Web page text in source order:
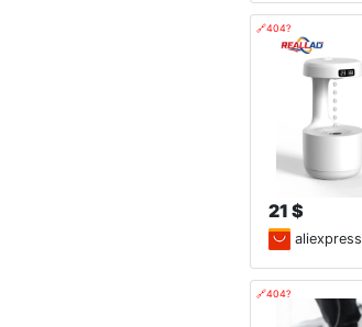
🔗404?
21 $
aliexpress
🔗404?